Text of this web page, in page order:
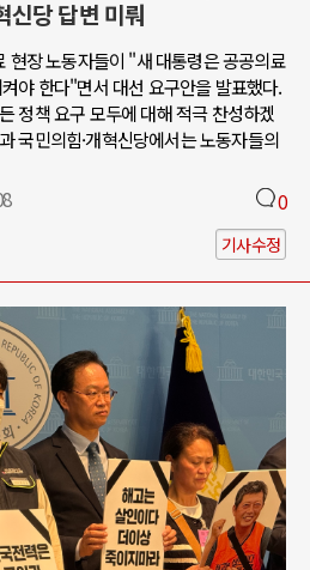
신당 답변 미뤄
현장 노동자들이 "새 대통령은 공공의료
야 한다"면서 대선 요구안을 발표했다.
정책 요구 모두에 대해 적극 찬성하겠
국민의힘·개혁신당에서는 노동자들의
0
기사수정